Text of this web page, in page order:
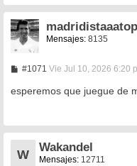
Mensajes: 8135
#1071 M
n
e
Vie Jul 10, 2026 6:20
esperemos que juegue de
W
Wakandel
Mensajes: 12711